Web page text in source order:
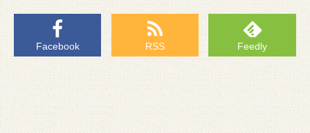
Facebook RSS Feedly